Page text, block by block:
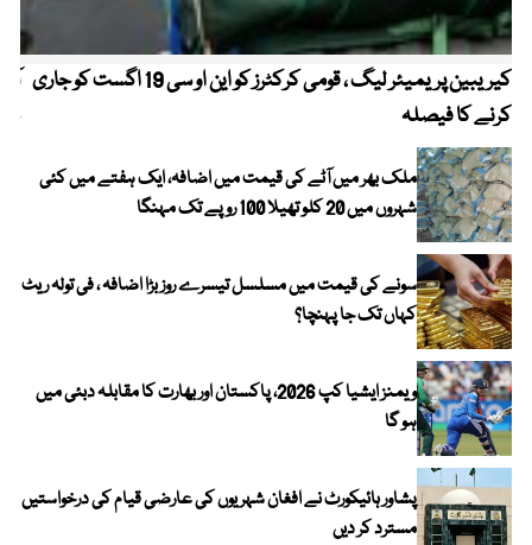
کیریبین پریمیئر لیگ ، قومی کرکٹرز کو این او سی 19 اگست کو جاری
کرنے کا فیصلہ
ملک بھر میں آٹے کی قیمت میں اضافہ، ایک ہفتے میں کئی
شہروں میں 20 کلو تھیلا 100 روپے تک مہنگا
سونے کی قیمت میں مسلسل تیسرے روز بڑا اضافہ ، فی تولہ ریٹ
کہاں تک جا پہنچا؟
ویمنز ایشیا کپ 2026، پاکستان اور بھارت کا مقابلہ دبئی میں
ہو گا
پشاور ہائیکورٹ نے افغان شہریوں کی عارضی قیام کی درخواستیں
مسترد کر دیں